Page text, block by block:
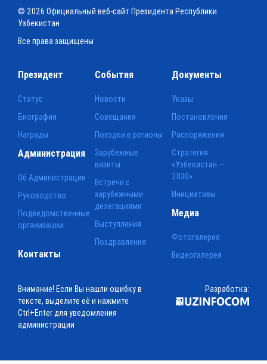
© 2026 Официальный веб-сайт Президента Республики
Узбекистан
Все права защищены
Президент
Статус
Биография
Награды
События
Новости
Совещания
Поездки в регионы
Зарубежные
визиты
Встречи с
зарубежными
делегациями
Выступления
Поздравления
Документы
Указы
Постановления
Распоряжения
Стратегия
«Узбекистан —
2030»
Инициативы
Администрация
Об Администрации
Руководство
Подведомственные
организации
Медиа
Фотогалерея
Видеогалерея
Контакты
Внимание! Если Вы нашли ошибку в
тексте, выделите её и нажмите
Ctrl+Enter для уведомления
администрации
Разработка: